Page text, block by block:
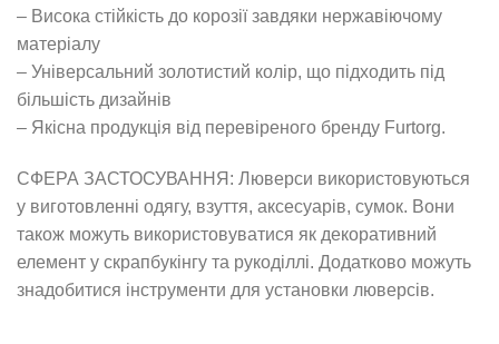
– Висока стійкість до корозії завдяки нержавіючому
матеріалу
– Універсальний золотистий колір, що підходить під
більшість дизайнів
– Якісна продукція від перевіреного бренду Furtorg.
СФЕРА ЗАСТОСУВАННЯ: Люверси використовуються
у виготовленні одягу, взуття, аксесуарів, сумок. Вони
також можуть використовуватися як декоративний
елемент у скрапбукінгу та рукоділлі. Додатково можуть
знадобитися інструменти для установки люверсів.